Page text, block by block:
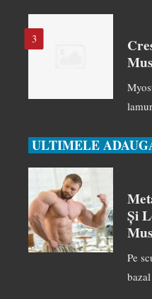
3
ULTIMELE
Și
Pe